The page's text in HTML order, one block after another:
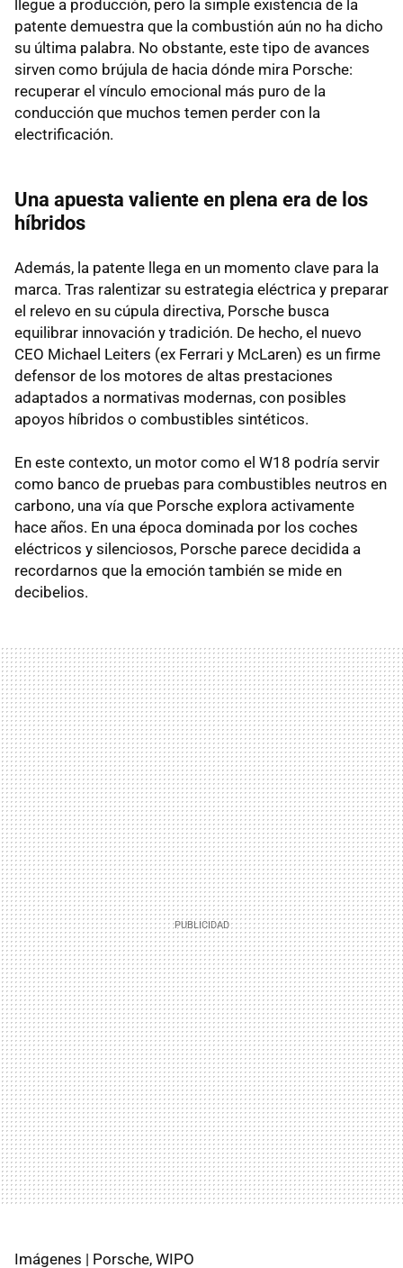
llegue a producción, pero la simple existencia de la
patente demuestra que la combustión aún no ha dicho
su última palabra. No obstante, este tipo de avances
sirven como brújula de hacia dónde mira Porsche:
recuperar el vínculo emocional más puro de la
conducción que muchos temen perder con la
electrificación.
Una apuesta valiente en plena era de los
híbridos
Además, la patente llega en un momento clave para la
marca. Tras ralentizar su estrategia eléctrica y preparar
el relevo en su cúpula directiva, Porsche busca
equilibrar innovación y tradición. De hecho, el nuevo
CEO Michael Leiters (ex Ferrari y McLaren) es un firme
defensor de los motores de altas prestaciones
adaptados a normativas modernas, con posibles
apoyos híbridos o combustibles sintéticos.
En este contexto, un motor como el W18 podría servir
como banco de pruebas para combustibles neutros en
carbono, una vía que Porsche explora activamente
hace años. En una época dominada por los coches
eléctricos y silenciosos, Porsche parece decidida a
recordarnos que la emoción también se mide en
decibelios.
Imágenes | Porsche, WIPO